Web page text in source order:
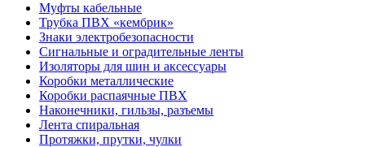
Муфты кабельные
Трубка ПВХ «кембрик»
Знаки электробезопасности
Сигнальные и оградительные ленты
Изоляторы для шин и аксессуары
Коробки металлические
Коробки распаячные ПВХ
Наконечники, гильзы, разъемы
Лента спиральная
Протяжки, прутки, чулки